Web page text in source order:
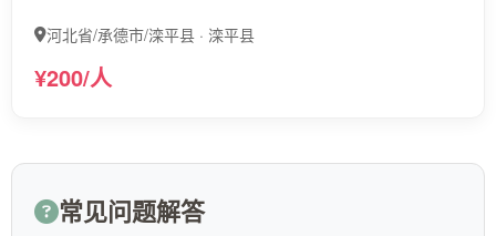
河北省/承德市/滦平县 · 滦平县
¥200/人
常见问题解答